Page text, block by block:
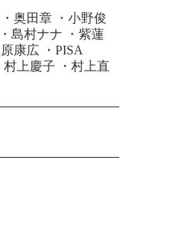
・ 奥田章 ・ 小野俊
・ 島村ナナ ・ 紫蓮
原康広 ・ PISA
村上慶子 ・ 村上直